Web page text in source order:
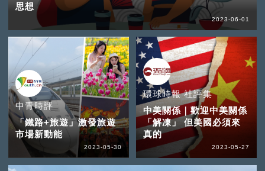
思想
2023-06-01
中青時評
「鐵路+旅遊」激發旅遊
市場新動能
2023-05-30
環球時報 社評集
中美關係｜歡迎中美關係
「解凍」 但美國必須來
真的
2023-05-27